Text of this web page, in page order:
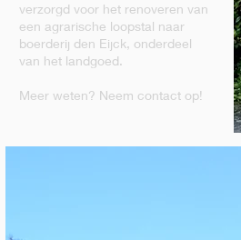
verzorgd voor het renoveren van
een agrarische loopstal naar
boerderij den Eijck, onderdeel
van het landgoed.
Meer weten? Neem contact op!